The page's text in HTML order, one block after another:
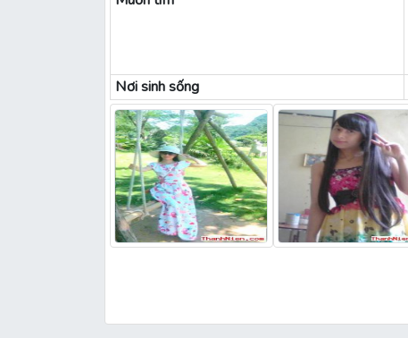
Nơi sinh sống